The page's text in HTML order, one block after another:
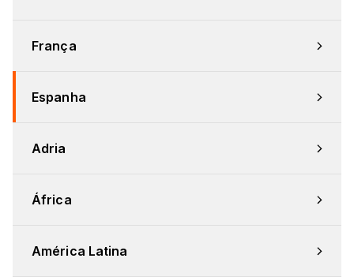
França
Espanha
Adria
África
América Latina